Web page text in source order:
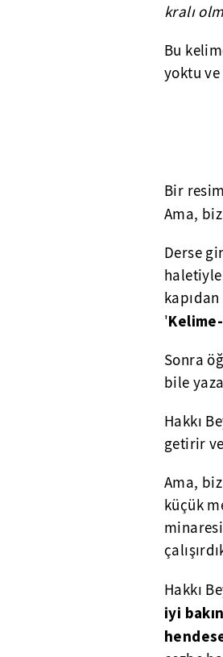
kralı
Bu
yoktu
Bir
Ama, biz
Derse
'
Sonra
bile
Hakkı
getirir
Ama,
küçük
Hakkı
iyi